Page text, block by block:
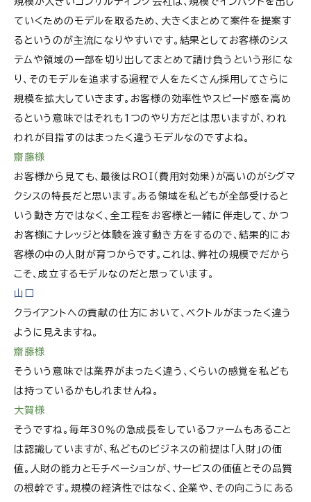
ていくためのモデルを取るため、大きくまとめて案件を提案す
るというのが主流になりやすいです。結果としてお客様のシス
テムや領域の一部を切り出してまとめて請け負うという形にな
り、そのモデルを追求する過程で人をたくさん採用してさらに
規模を拡大していきます。お客様の効率性やスピード感を高め
るという意味ではそれも1つのやり方だとは思いますが、われ
われが目指すのはまったく違うモデルなのですよね。
齋藤様
お客様から見ても、最後はROI（費用対効果）が高いのがシグマ
クシスの特長だと思います。ある領域を私どもが全部受けると
いう動き方ではなく、全工程をお客様と一緒に伴走して、かつ
お客様にナレッジと体験を渡す動き方をするので、結果的にお
客様の中の人財が育つからです。これは、弊社の規模でだから
こそ、成立するモデルなのだと思っています。
山口
クライアントへの貢献の仕方において、ベクトルがまったく違う
ように見えますね。
齋藤様
そういう意味では業界がまったく違う、くらいの感覚を私ども
は持っているかもしれませんね。
大賀様
そうですね。毎年30％の急成長をしているファームもあること
は認識していますが、私どものビジネスの前提は「人財」の価
値。人財の能力とモチベーションが、サービスの価値とその品質
の根幹です。規模の経済性ではなく、企業や、その向こうにある